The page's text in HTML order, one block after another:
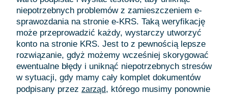
niepotrzebnych problemów z zamieszczeniem e-
sprawozdania na stronie e-KRS. Taką weryfikację
może przeprowadzić każdy, wystarczy utworzyć
konto na stronie KRS. Jest to z pewnością lepsze
rozwiązanie, gdyż możemy wcześniej skorygować
ewentualne błędy i uniknąć niepotrzebnych stresów
w sytuacji, gdy mamy cały komplet dokumentów
podpisany przez zarząd, którego musimy ponownie